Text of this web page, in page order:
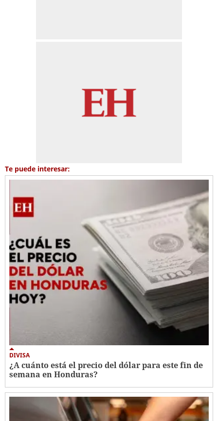
Te puede interesar:
DIVISA
¿A cuánto está el precio del dólar para este fin de
semana en Honduras?